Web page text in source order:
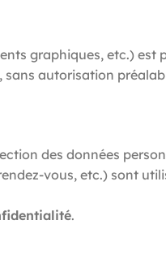
graphiques, etc.)
autorisation
des données
vous, etc.) sont
.